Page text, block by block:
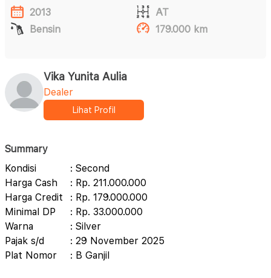
2013
AT
Bensin
179.000 km
Vika Yunita Aulia
Dealer
Lihat Profil
Summary
Kondisi
: Second
Harga Cash
: Rp. 211.000.000
Harga Credit
: Rp. 179.000.000
Minimal DP
: Rp. 33.000.000
Warna
: Silver
Pajak s/d
: 29 November 2025
Plat Nomor
: B Ganjil